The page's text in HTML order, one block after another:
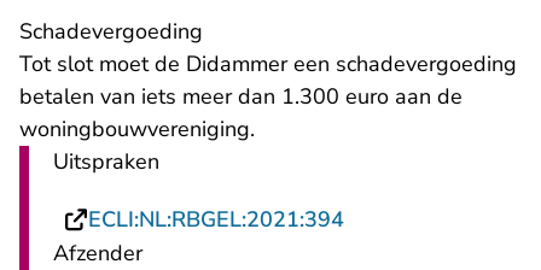
​Schadevergoeding
Tot slot moet de Didammer een schadevergoeding
betalen van iets meer dan 1.300 euro aan de
woningbouwvereniging.
Uitspraken
ECLI:NL:RBGEL:2021:394- U verlaat
Afzender